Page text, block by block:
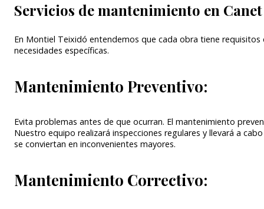
Servicios de mantenimiento en
En Montiel Teixidó entendemos que cada obra tiene
necesidades específicas.
Mantenimiento Preventivo:
Evita problemas antes de que ocurran. El mantenimiento
Nuestro equipo realizará inspecciones regulares y llevará a
se conviertan en inconvenientes mayores.
Mantenimiento Correctivo: